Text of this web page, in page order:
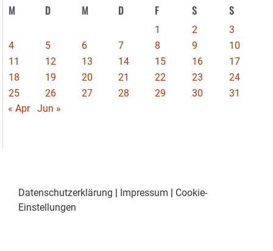
M D M D F S S
1 2
3
4
5 6 7 8 9
10
11
12 13 14 15 16
17
18
19 20 21 22 23
24
25
26 27 28 29 30
31
« Apr
Jun »
Datenschutzerklärung Impressum
Cookie-
Einstellungen